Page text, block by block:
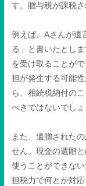
す。贈与税が課税さ
例えば、 Aさんが遺
る」と書いたとしま
を受け取ることが
担が発生する可能
ら、相続税納付の
べきではないでしょ
また、遺贈された
せん。現金の遺贈
使うことができな
担税力で何とか対応